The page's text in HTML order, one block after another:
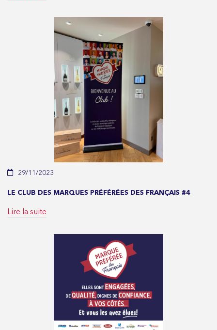
29/11/2023
LE CLUB DES MARQUES PRÉFÉRÉES DES FRANÇAIS #4
Lire la suite